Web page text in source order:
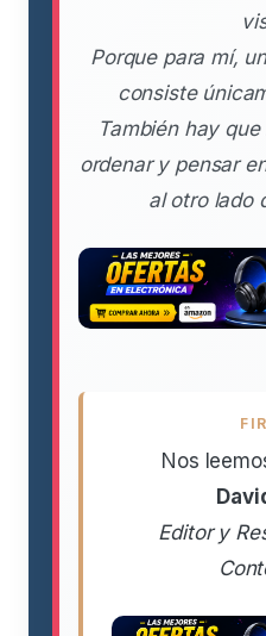
Porque para mí,
consiste
También hay
ordenar y pensar
al otro lado
Nos
Editor y